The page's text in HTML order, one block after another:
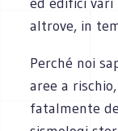
altrove, in
Perché noi
aree a
fatalmente